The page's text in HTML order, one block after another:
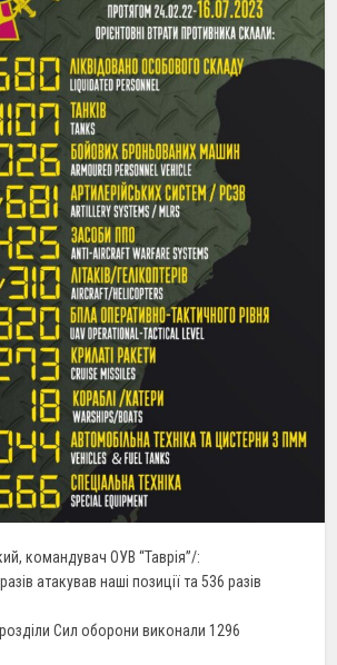
командувач ОУВ “Таврія”/:
атакував наші позиції та 536 разів
Сил оборони виконали 1296